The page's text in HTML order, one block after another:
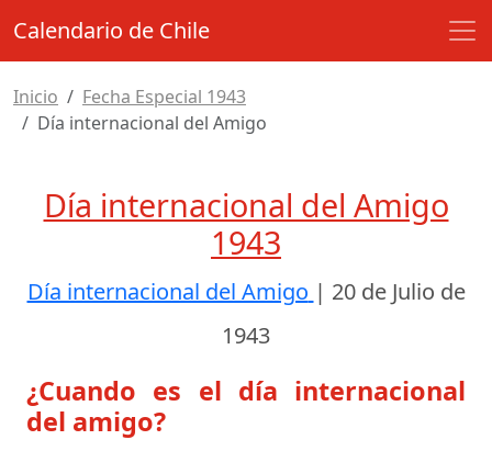
Calendario de Chile
Inicio
Fecha Especial 1943
Día internacional del Amigo
Día internacional del Amigo
1943
Día internacional del Amigo | 20 de Julio de
1943
¿Cuando es el día internacional
del amigo?